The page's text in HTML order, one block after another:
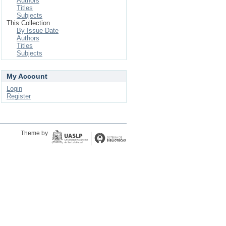
Titles
Subjects
This Collection
By Issue Date
Authors
Titles
Subjects
My Account
Login
Register
Theme by